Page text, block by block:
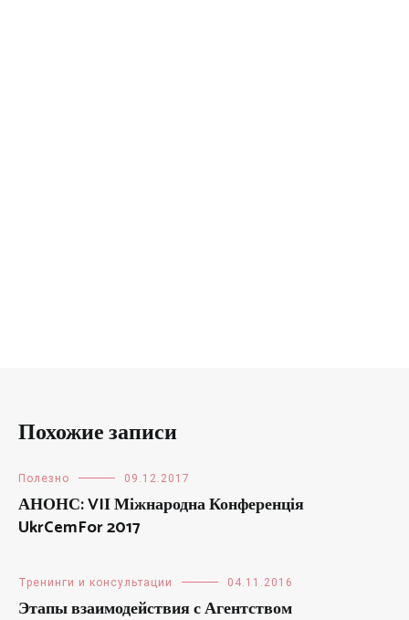
Похожие записи
Полезно 09.12.2017
АНОНС: VIІ Міжнародна Конференція
UkrCemFor 2017
Тренинги и консультации 04.11.2016
Этапы взаимодействия с Агентством